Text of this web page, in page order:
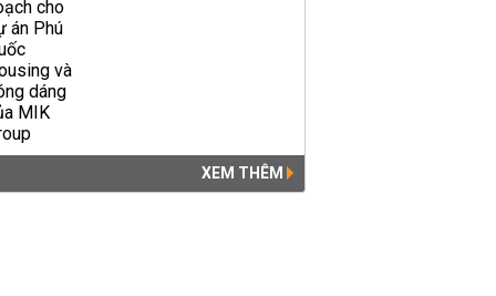
XEM THÊM